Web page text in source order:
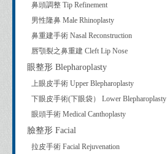
鼻頭調整 Tip Refinement
男性隆鼻 Male Rhinoplasty
鼻重建手術 Nasal Reconstruction
唇顎裂之鼻重建 Cleft Lip Nose
眼整形 Blepharoplasty
上眼皮手術 Upper Blepharoplasty
下眼皮手術(下眼袋） Lower Blepharoplasty
眼頭手術 Medical Canthoplasty
臉整形 Facial
拉皮手術 Facial Rejuvenation